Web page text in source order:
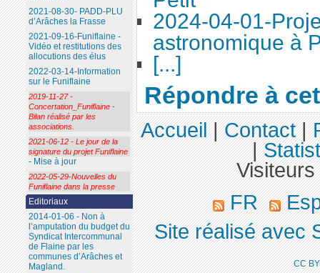
2024-04-01-
astronomique à
[...]
Répondre à
2021-08-30- PADD-PLU
d’Arâches la Frasse
2021-09-16-Funiflaine -
Vidéo et restitutions des
allocutions des élus
2022-03-14-Information
sur le Funiflaine
2019-11-27 -
Concertation_Funiflaine -
Bilan réalisé par les
associations.
2021-06-12 - Le jour de la
signature du projet Funiflaine
- Mise à jour
2022-05-29-Nouvelles du
Funiflaine dans la presse
Editoriaux
2014-01-06 - Non à
l’amputation du budget du
Syndicat Intercommunal
de Flaine par les
communes d’Arâches et
Magland.
Accueil|Contact|
|
FR
Site réalisé avec
CC